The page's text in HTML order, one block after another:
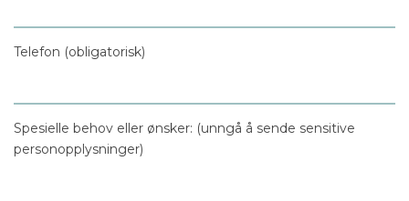
Telefon (obligatorisk)
Spesielle behov eller ønsker: (unngå å sende sensitive
personopplysninger)